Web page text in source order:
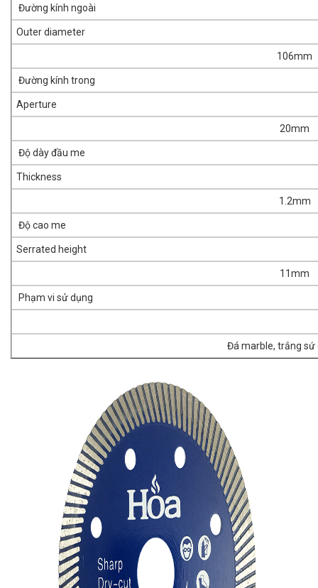
Đường kính ngoài
Outer diameter
106mm
Đường kính trong
Aperture
20mm
Độ dày đầu me
Thickness
1.2mm
Độ cao me
Serrated height
11mm
Phạm vi sử dụng
Đá marble, trắng sứ